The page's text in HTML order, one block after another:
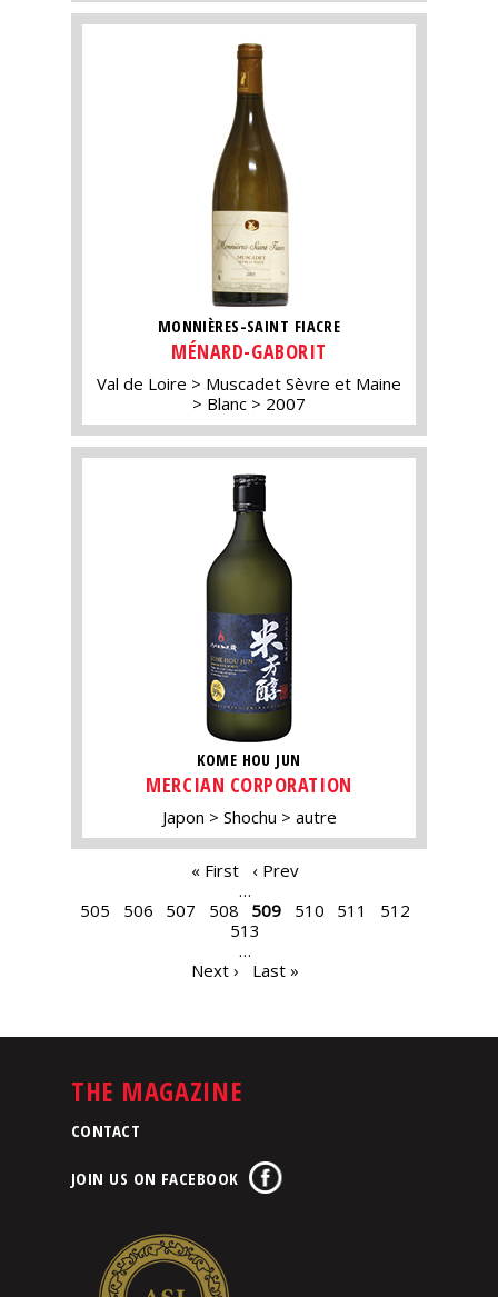
MONNIÈRES-SAINT FIACRE
MÉNARD-GABORIT
Val de Loire
Muscadet Sèvre et Maine
Blanc
2007
KOME HOU JUN
MERCIAN CORPORATION
Japon Shochu autre
« First
‹ Prev
…
505
506 507 508 509 510 511
512
513
…
Next ›
Last »
THE MAGAZINE
CONTACT
JOIN US ON FACEBOOK